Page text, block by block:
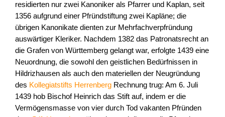
residierten nur zwei Kanoniker als Pfarrer und Kaplan, seit
1356 aufgrund einer Pfründstiftung zwei Kapläne; die
übrigen Kanonikate dienten zur Mehrfachverpfründung
auswärtiger Kleriker. Nachdem 1382 das Patronatsrecht an
die Grafen von Württemberg gelangt war, erfolgte 1439 eine
Neuordnung, die sowohl den geistlichen Bedürfnissen in
Hildrizhausen als auch den materiellen der Neugründung
des Kollegiatstifts Herrenberg Rechnung trug: Am 6. Juli
1439 hob Bischof Heinrich das Stift auf, indem er die
Vermögensmasse von vier durch Tod vakanten Pfründen